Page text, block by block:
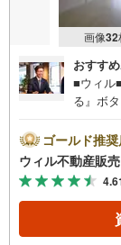
画像32
おすす
■ウィル
る』ボ
名古屋
いてい
はもち
声をも
しの方
探しを
ゴールド推
ウィル不動産販